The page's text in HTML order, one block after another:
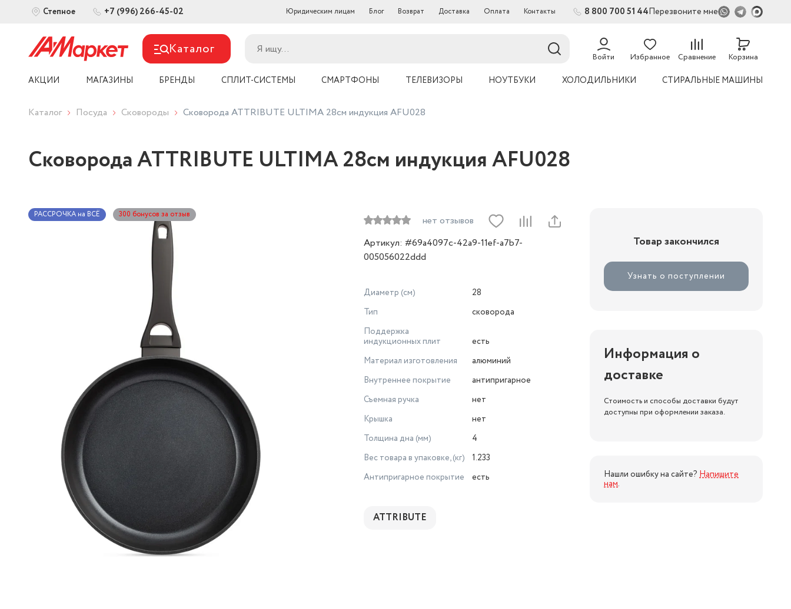
Степное +7 (996) 266-45-02 Юридическим лицам Блог Возврат Доставка Оплата Контакты 8 800 700 51 44Перезвоните мне
Каталог Войти Избранное Сравнение
54
Корзина
АКЦИИ МАГАЗИНЫ БРЕНДЫ СПЛИТ-СИСТЕМЫ СМАРТФОНЫ ТЕЛЕВИЗОРЫ НОУТБУКИ ХОЛОДИЛЬНИКИ СТИРАЛЬНЫЕ МАШИНЫ
Каталог Посуда Сковороды Сковорода ATTRIBUTE ULTIMA 28см индукция AFU028
Сковорода ATTRIBUTE ULTIMA 28см индукция AFU028
РАССРОЧКА на ВСЁ 300 бонусов за отзыв
нет отзывов
Артикул: #69a4097c-42a9-11ef-a7b7-
005056022ddd
Диаметр (см)
28
Тип
сковорода
Поддержка
индукционных плит
есть
Материал изготовления
алюминий
Внутреннее покрытие
антипригарное
Съемная ручка
нет
Крышка
нет
Толщина дна (мм)
4
Вес товара в упаковке, (кг)
1.233
Антипригарное покрытие
есть
ATTRIBUTE
Товар закончился
Узнать о поступлении
Информация о
доставке
Стоимость и способы доставки будут
доступны при оформлении заказа.
Нашли ошибку на сайте? Напишите
нам.